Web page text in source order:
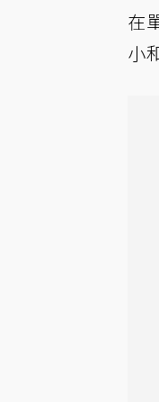
在
小